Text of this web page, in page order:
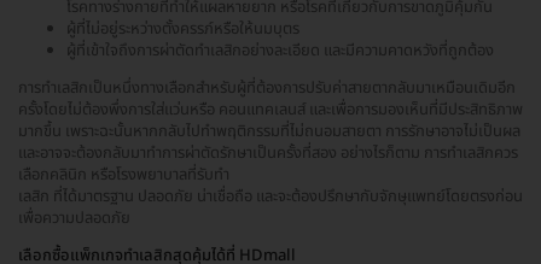
โรคทางร่างกายที่ทำให้แผลหายยาก หรือโรคที่เกี่ยวกับการขาดภูมิคุ้มกัน
ผู้ที่ไม่อยู่ระหว่างตั้งครรภ์หรือให้นมบุตร
ผู้ที่เข้าใจถึงการผ่าตัดทำเลสิกอย่างละเอียด และมีความคาดหวังที่ถูกต้อง
การทำเลสิกเป็นหนึ่งทางเลือกสำหรับผู้ที่ต้องการปรับค่าสายตากลับมาเหมือนเดิมอีก
ครั้งโดยไม่ต้องพึ่งการใส่แว่นหรือ คอนแทคเลนส์ และเพื่อการมองเห็นที่มีประสิทธิภาพ
มากขึ้น เพราะฉะนั้นหากกลับไปทำพฤติกรรมที่ไม่ถนอมสายตา การรักษาอาจไม่เป็นผล
และอาจจะต้องกลับมาทำการผ่าตัดรักษาเป็นครั้งที่สอง อย่างไรก็ตาม การทำเลสิกควร
เลือกคลินิก หรือโรงพยาบาลที่รับทำ
เลสิก ที่ได้มาตรฐาน ปลอดภัย น่าเชื่อถือ และจะต้องปรึกษากับจักษุแพทย์โดยตรงก่อน
เพื่อความปลอดภัย
เลือกซื้อแพ็กเกจทำเลสิกสุดคุ้มได้ที่ HDmall